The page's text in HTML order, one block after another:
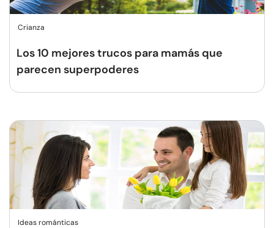
Crianza
Los 10 mejores trucos para mamás que
parecen superpoderes
Ideas románticas